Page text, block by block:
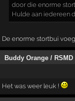
door die enorme
Hulde aan iedereen
De enorme stortbui
Buddy Orange / RSMD
Het was weer leuk !